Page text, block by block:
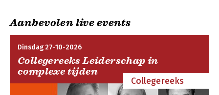
8. Outlook, e-mail en agenda
9. Communiceren via Lync
10. Uw Outlook koppelen aan uw mobiele apparaat
Register
Aanbevolen live events
Dinsdag 27-10-2026
Collegereeks Leiderschap in
complexe tijden
Collegereeks